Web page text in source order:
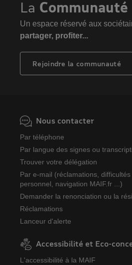
La Communauté
Un espace réservé aux
partager, profiter...
Rejoindre la communauté
Nous contacter
Par téléphone
Par langue des signes ou
Trouver votre délégation
Par e-mail (réclamations,
personnel, navigation MAIF.fr ...)
Demander la renonciation ou la
Réclamations
Lanceur d'alerte
Accessibilité et Eco-
L'accessibilité à la MAIF